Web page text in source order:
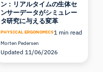
ン：リアルタイムの生体セ
ンサーデータがシミュレー
タ研究に与える変革
PHYSICAL ERGONOMICS1 min read
Morten Pedersen
Updated 11/06/2026